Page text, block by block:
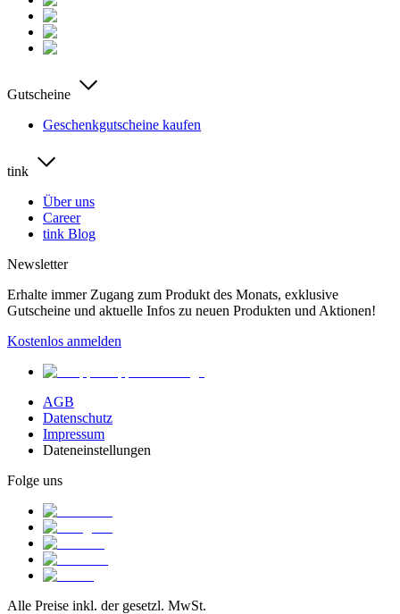
Gutscheine
Geschenkgutscheine kaufen
tink
Über uns
Career
tink Blog
Newsletter
Erhalte immer Zugang zum Produkt des Monats, exklusive
Gutscheine und aktuelle Infos zu neuen Produkten und Aktionen!
Kostenlos anmelden
AGB
Datenschutz
Impressum
Dateneinstellungen
Folge uns
Alle Preise inkl. der gesetzl. MwSt.